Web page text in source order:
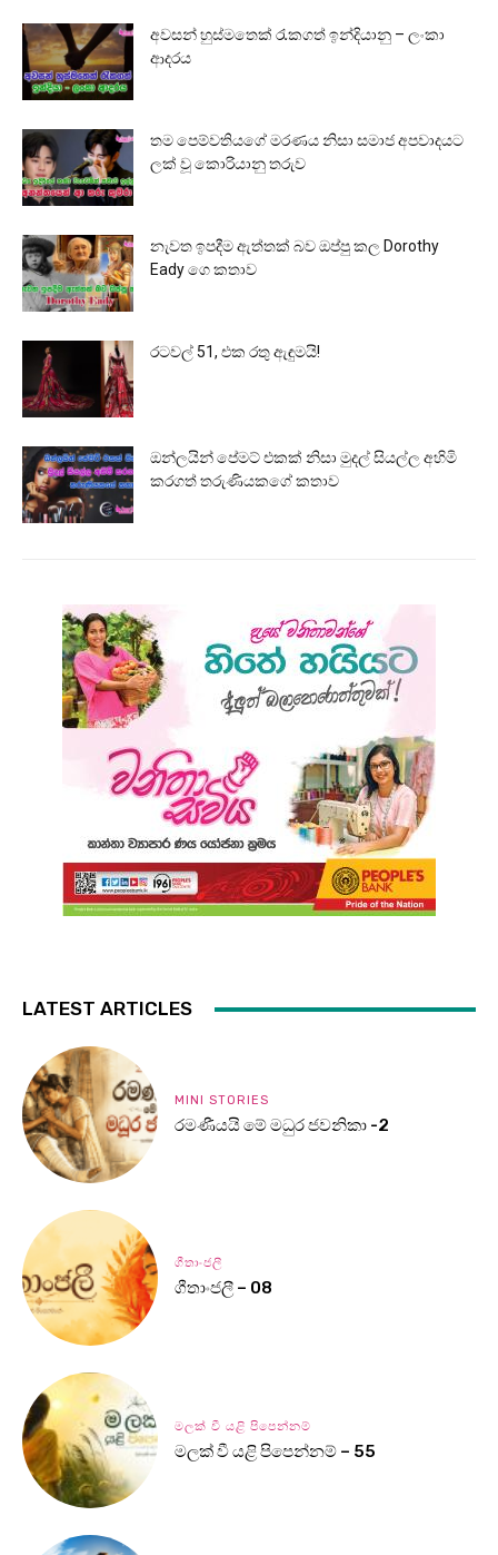
අවසන් හුස්මතෙක් රැකගත් ඉන්දියානු – ලංකා
ආදරය
තම පෙම්වතියගේ මරණය නිසා සමාජ අපවාදයට
ලක් වූ කොරියානු තරුව
නැවත ඉපදීම ඇත්තක් බව ඔප්පු කල Dorothy
Eady ගෙ කතාව
රටවල් 51, එක රතු ඇඳුමයි!
ඔන්ලයින් පේමට් එකක් නිසා මුදල් සියල්ල අහිමි
කරගත් තරුණියකගේ කතාව
LATEST ARTICLES
MINI STORIES
රමණීයයි මේ මධුර ජවනිකා -2
ගීතාංජලී
ගීතාංජලී – 08
මලක් වී යළි පිපෙන්නම්
මලක් වී යළි පිපෙන්නම් – 55